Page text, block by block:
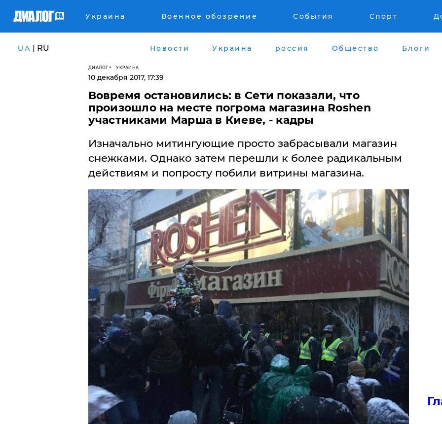
Украина Военное обозрение События Спорт
UA | RU Новости Украина россия Общество Блоги
ДИАЛОГ УКРАИНА
10 декабря 2017, 17:39
Вовремя остановились: в Сети показали, что
произошло на месте погрома магазина Roshen
участниками Марша в Киеве, - кадры
Изначально митингующие просто забрасывали магазин
снежками. Однако затем перешли к более радикальным
действиям и попросту побили витрины магазина.